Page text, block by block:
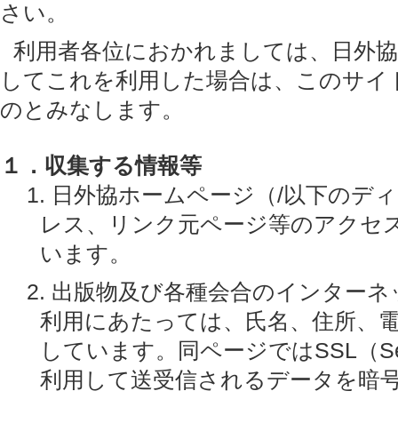
さい。
利用者各位におかれましては、日外
してこれを利用した場合は、このサ
のとみなします。
１．収集する情報等
1. 日外協ホームページ（/以下のデ
レス、リンク元ページ等のアクセ
います。
2. 出版物及び各種会合のインター
利用にあたっては、氏名、住所、
しています。同ページではSSL（
利用して送受信されるデータを暗